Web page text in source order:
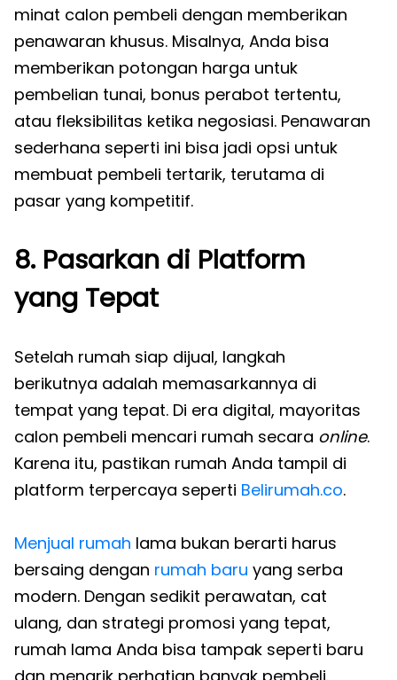
minat calon pembeli dengan memberikan
penawaran khusus. Misalnya, Anda bisa
memberikan potongan harga untuk
pembelian tunai, bonus perabot tertentu,
atau fleksibilitas ketika negosiasi. Penawaran
sederhana seperti ini bisa jadi opsi untuk
membuat pembeli tertarik, terutama di
pasar yang kompetitif.
8. Pasarkan di Platform
yang Tepat
Setelah rumah siap dijual, langkah
berikutnya adalah memasarkannya di
tempat yang tepat. Di era digital, mayoritas
calon pembeli mencari rumah secara online.
Karena itu, pastikan rumah Anda tampil di
platform terpercaya seperti Belirumah.co.
Menjual rumah lama bukan berarti harus
bersaing dengan rumah baru yang serba
modern. Dengan sedikit perawatan, cat
ulang, dan strategi promosi yang tepat,
rumah lama Anda bisa tampak seperti baru